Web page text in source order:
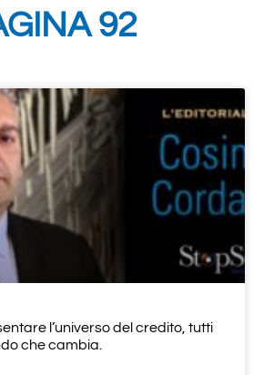
92
l’universo del credito, tutti
che cambia.